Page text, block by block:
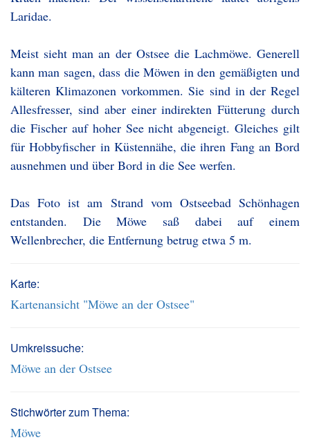
Laridae.
Meist sieht man an der Ostsee die Lachmöwe. Generell
kann man sagen, dass die Möwen in den gemäßigten und
kälteren Klimazonen vorkommen. Sie sind in der Regel
Allesfresser, sind aber einer indirekten Fütterung durch
die Fischer auf hoher See nicht abgeneigt. Gleiches gilt
für Hobbyfischer in Küstennähe, die ihren Fang an Bord
ausnehmen und über Bord in die See werfen.
Das Foto ist am Strand vom Ostseebad Schönhagen
entstanden. Die Möwe saß dabei auf einem
Wellenbrecher, die Entfernung betrug etwa 5 m.
Karte:
Kartenansicht "Möwe an der Ostsee"
Umkreissuche:
Möwe an der Ostsee
Stichwörter zum Thema:
Möwe